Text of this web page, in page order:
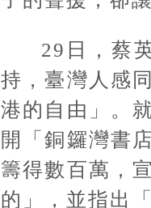
29日，蔡
持，臺灣人感
港的自由」。
開「銅鑼灣書
籌得數百萬，
的」，並指出